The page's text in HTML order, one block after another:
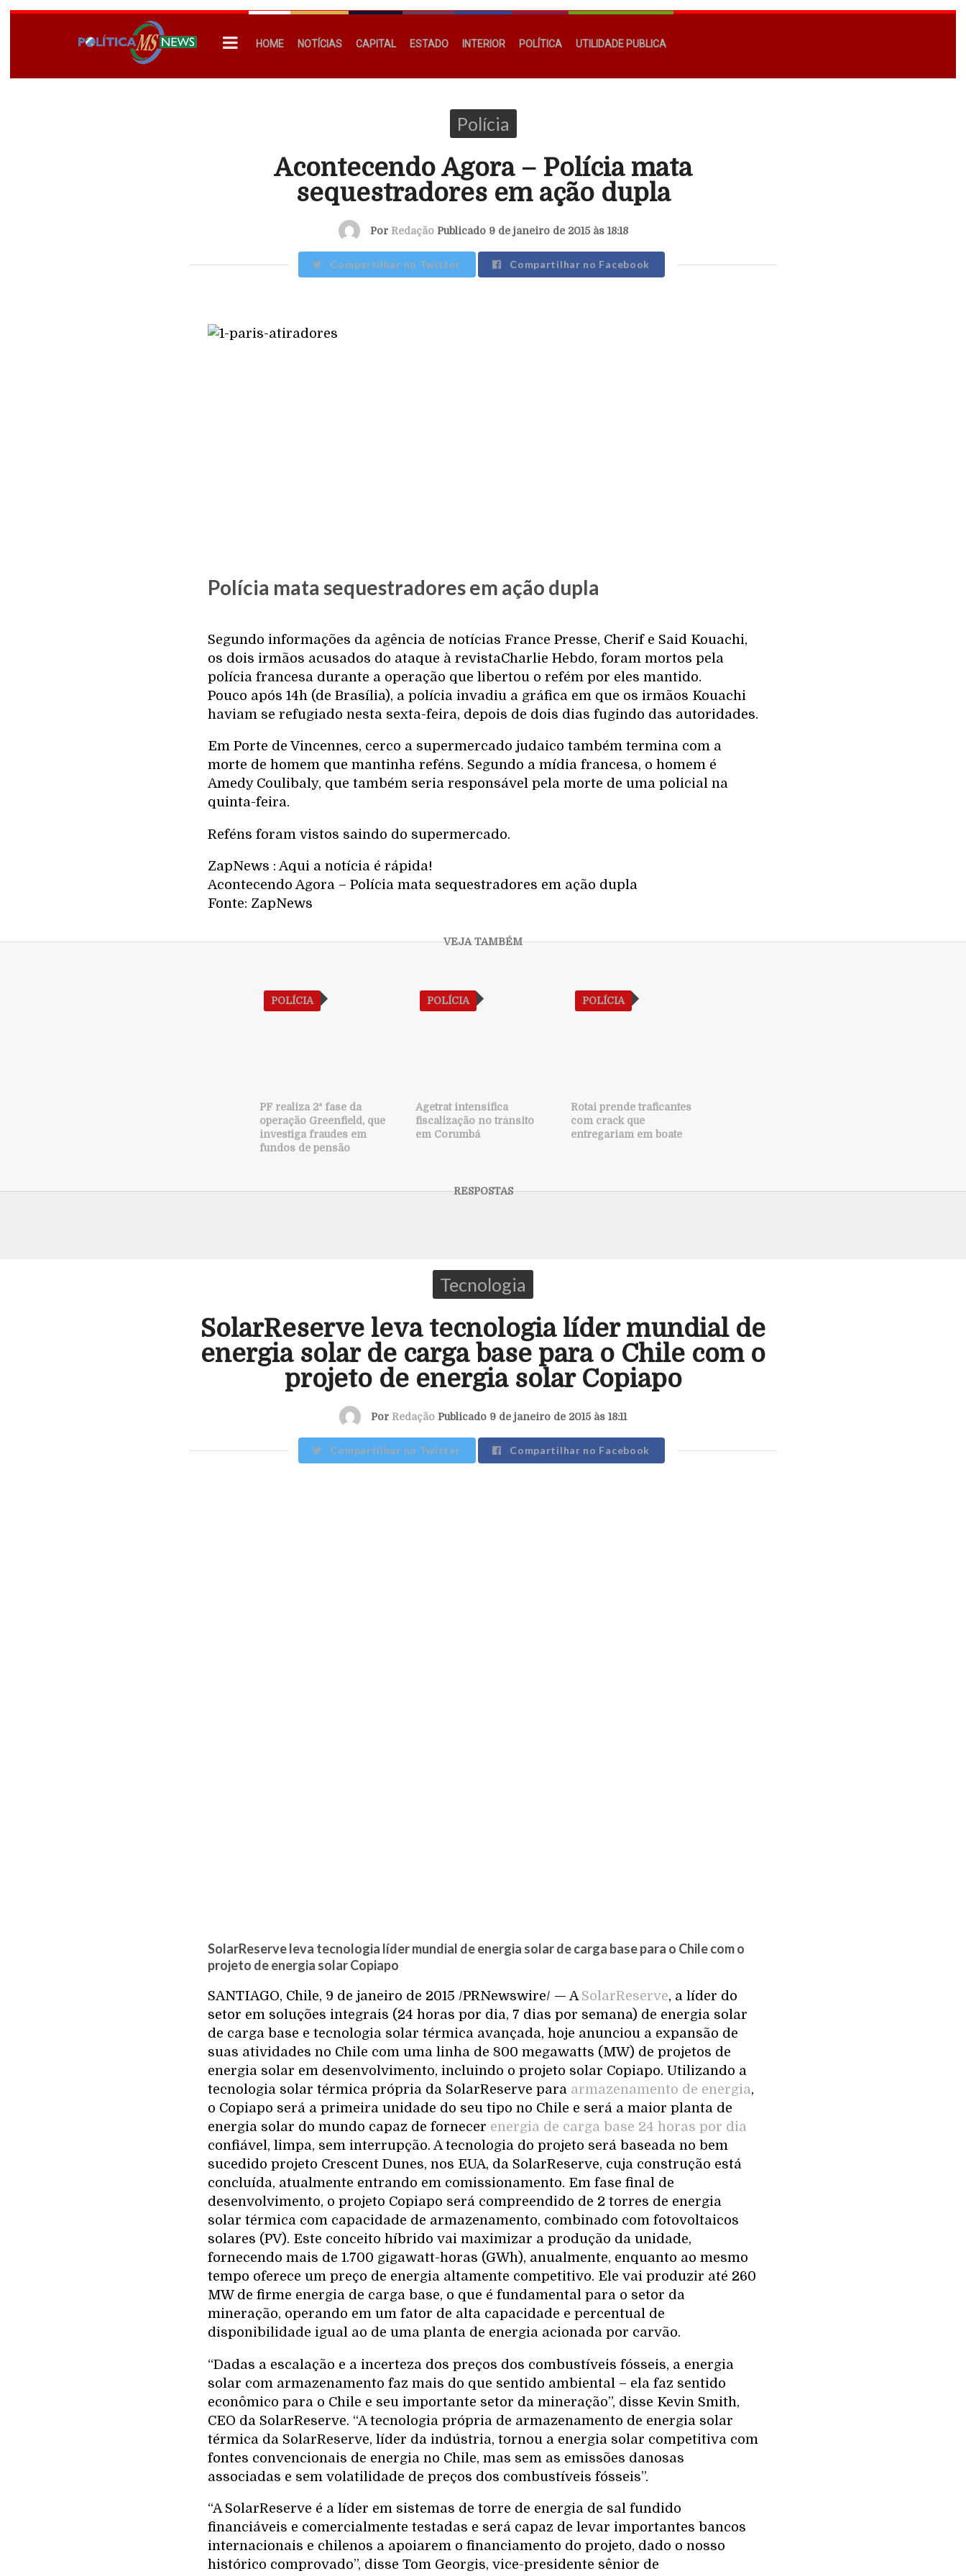
HOME NOTÍCIAS CAPITAL ESTADO INTERIOR POLÍTICA UTILIDADE PUBLICA
Polícia
Acontecendo Agora – Polícia mata
sequestradores em ação dupla
Por RedaçãoPublicado 9 de janeiro de 2015 às 18:18
Compartilhar no Twitter Compartilhar no Facebook
Polícia mata sequestradores em ação dupla
Segundo informações da agência de notícias France Presse, Cherif e Said Kouachi,
os dois irmãos acusados do ataque à revistaCharlie Hebdo, foram mortos pela
polícia francesa durante a operação que libertou o refém por eles mantido.
Pouco após 14h (de Brasília), a polícia invadiu a gráfica em que os irmãos Kouachi
haviam se refugiado nesta sexta-feira, depois de dois dias fugindo das autoridades.
Em Porte de Vincennes, cerco a supermercado judaico também termina com a
morte de homem que mantinha reféns. Segundo a mídia francesa, o homem é
Amedy Coulibaly, que também seria responsável pela morte de uma policial na
quinta-feira.
Reféns foram vistos saindo do supermercado.
ZapNews : Aqui a notícia é rápida!
Acontecendo Agora – Polícia mata sequestradores em ação dupla
Fonte: ZapNews
POLÍCIA
PF realiza 2ª fase da
operação Greenfield, que
investiga fraudes em
fundos de pensão
POLÍCIA
Agetrat intensifica
fiscalização no trânsito
em Corumbá
POLÍCIA
Rotai prende traficantes
com crack que
entregariam em boate
Tecnologia
SolarReserve leva tecnologia líder mundial de
energia solar de carga base para o Chile com o
projeto de energia solar Copiapo
Por Redação Publicado 9 de janeiro de 2015 às 18:11
Compartilhar no Twitter Compartilhar no Facebook
SolarReserve leva tecnologia líder mundial de energia solar de carga base para o Chile com o
projeto de energia solar Copiapo
SANTIAGO, Chile, 9 de janeiro de 2015 /PRNewswire/ — ASolarReserve, a líder do
setor em soluções integrais (24 horas por dia, 7 dias por semana) de energia solar
de carga base e tecnologia solar térmica avançada, hoje anunciou a expansão de
suas atividades no Chile com uma linha de 800 megawatts (MW) de projetos de
energia solar em desenvolvimento, incluindo o projeto solar Copiapo. Utilizando a
tecnologia solar térmica própria da SolarReserve para armazenamento de energia,
o Copiapo será a primeira unidade do seu tipo no Chile e será a maior planta de
energia solar do mundo capaz de fornecer energia de carga base 24 horas por dia
confiável, limpa, sem interrupção. A tecnologia do projeto será baseada no bem
sucedido projeto Crescent Dunes, nos EUA, da SolarReserve, cuja construção está
concluída, atualmente entrando em comissionamento. Em fase final de
desenvolvimento, o projeto Copiapo será compreendido de 2 torres de energia
solar térmica com capacidade de armazenamento, combinado com fotovoltaicos
solares (PV). Este conceito híbrido vai maximizar a produção da unidade,
fornecendo mais de 1.700 gigawatt-horas (GWh), anualmente, enquanto ao mesmo
tempo oferece um preço de energia altamente competitivo. Ele vai produzir até 260
MW de firme energia de carga base, o que é fundamental para o setor da
mineração, operando em um fator de alta capacidade e percentual de
disponibilidade igual ao de uma planta de energia acionada por carvão.
“Dadas a escalação e a incerteza dos preços dos combustíveis fósseis, a energia
solar com armazenamento faz mais do que sentido ambiental – ela faz sentido
econômico para o Chile e seu importante setor da mineração”, disse Kevin Smith,
CEO da SolarReserve. “A tecnologia própria de armazenamento de energia solar
térmica da SolarReserve, líder da indústria, tornou a energia solar competitiva com
fontes convencionais de energia no Chile, mas sem as emissões danosas
associadas e sem volatilidade de preços dos combustíveis fósseis”.
“A SolarReserve é a líder em sistemas de torre de energia de sal fundido
financiáveis e comercialmente testadas e será capaz de levar importantes bancos
internacionais e chilenos a apoiarem o financiamento do projeto, dado o nosso
histórico comprovado”, disse Tom Georgis, vice-presidente sênior de